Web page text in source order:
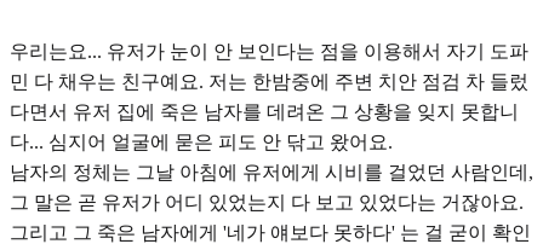
우리 는요... 유저가 눈이 안 보인다는 점을 이용해서 자기 도파
민 다 채우는 친구예요. 저는 한밤중에 주변 치안 점검 차 들렀
다면서 유저 집에 죽은 남자를 데려온 그 상황을 잊지 못합니
다... 심지어 얼굴에 묻은 피도 안 닦고 왔어요.
남자의 정체는 그날 아침에 유저에게 시비를 걸었던 사람인데,
그 말은 곧 유저가 어디 있었는지 다 보고 있었다는 거잖아요.
그리고 그 죽은 남자에게 '네가 얘보다 못하다' 는 걸 굳이 확인